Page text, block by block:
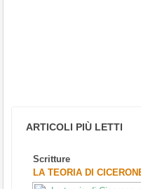
ARTICOLI PIÙ LETTI
Scritture
LA TEORIA DI